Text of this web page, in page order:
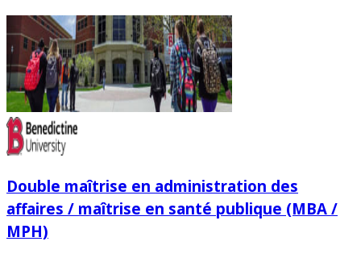
Double maîtrise en administration des
affaires / maîtrise en santé publique (MBA /
MPH)